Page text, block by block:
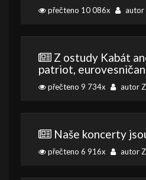
přečteno 10 086x autor
Z ostudy Kabát
patriot, eurovesničan
přečteno 9 734x autor
Naše koncerty
přečteno 6 916x autor